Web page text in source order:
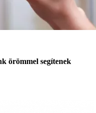
örömmel segítenek